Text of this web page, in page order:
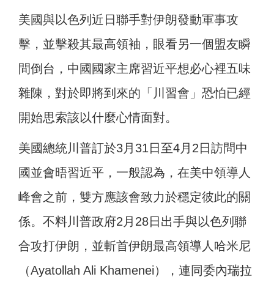
美國與以色列近日聯手對伊朗發動軍事攻
擊，並擊殺其最高領袖，眼看另一個盟友瞬
間倒台，中國國家主席習近平想必心裡五味
雜陳，對於即將到來的「川習會」恐怕已經
開始思索該以什麼心情面對。
美國總統川普訂於3月31日至4月2日訪問中
國並會晤習近平，一般認為，在美中領導人
峰會之前，雙方應該會致力於穩定彼此的關
係。不料川普政府2月28日出手與以色列聯
合攻打伊朗，並斬首伊朗最高領導人哈米尼
（Ayatollah Ali Khamenei），連同委內瑞拉